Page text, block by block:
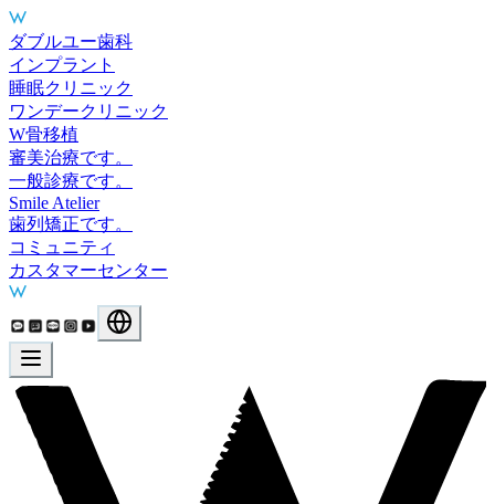
Main Services
ダブルユー歯科
インプラント
睡眠クリニック
ワンデークリニック
W骨移植
審美治療です。
一般診療です。
Smile Atelier
歯列矯正です。
コミュニティ
カスタマーセンター